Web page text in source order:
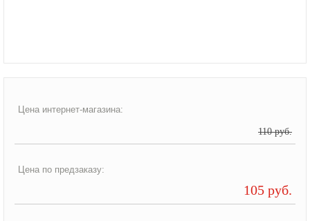
Цена интернет-магазина:
110 руб.
Цена по предзаказу:
105 руб.